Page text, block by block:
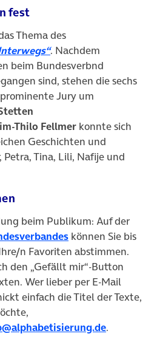
fest
Thema des
. Nachdem
beim Bundesverbnd
sind, stehen die sechs
Jury um
Thilo Fellmer konnte sich
Geschichten und
Petra, Tina, Lili, Nafije und
beim Publikum: Auf der
können Sie bis
n Favoriten abstimmen.
den „Gefällt mir“-Button
Wer lieber per E-Mail
einfach die Titel der Texte,
.